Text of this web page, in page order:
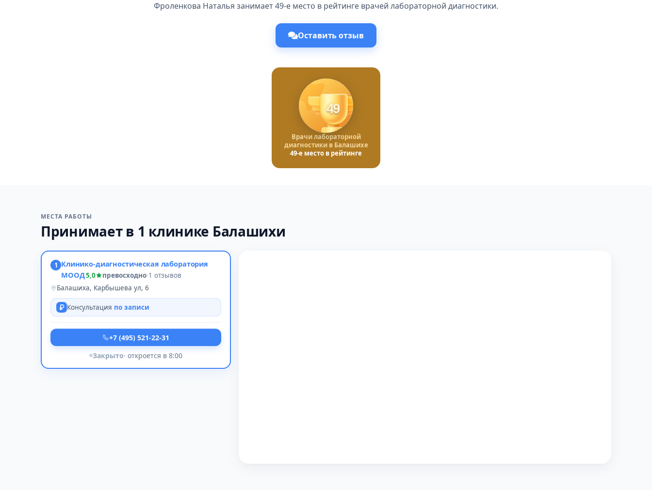
Фроленкова Наталья занимает 49-е место в рейтинге врачей лабораторной диагностики.
Оставить отзыв
49
Врачи лабораторной
диагностики в Балашихе
49-е место в рейтинге
МЕСТА РАБОТЫ
Принимает в 1 клинике Балашихи
1 Клинико-диагностическая лаборатория
МООД5,0 превосходно·1 отзывов
Балашиха, Карбышева ул, 6
Консультация по записи
+7 (495) 521-22-31
Закрыто· откроется в 8:00